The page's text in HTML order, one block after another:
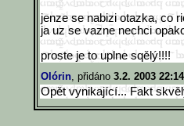
jenze se nabizi otazka, co
ja uz se vazne nechci
proste je to uplne sqělý!!!!
Olórin, přidáno 3.2. 2003
Opět vynikající... Fakt